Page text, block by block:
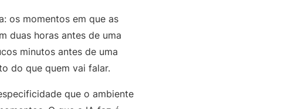
os momentos em que as
duas horas antes de uma
minutos antes de uma
do que quem vai falar.
que o ambiente